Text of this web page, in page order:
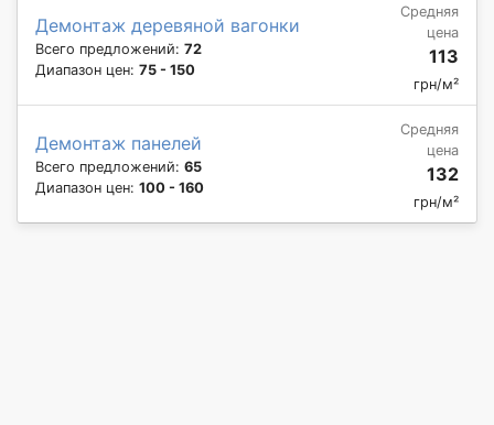
Демонтаж деревяной вагонки
Всего предложений: 72
Диапазон цен: 75 - 150
Средняя
цена
113
грн/м²
Демонтаж панелей
Всего предложений: 65
Диапазон цен: 100 - 160
Средняя
цена
132
грн/м²